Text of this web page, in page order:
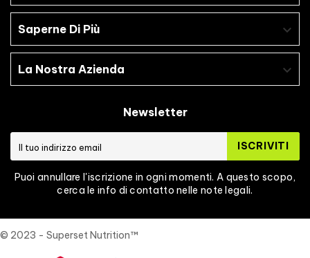
Saperne Di Più 
La Nostra Azienda 
Newsletter
ISCRIVITI
Puoi annullare l'iscrizione in ogni momenti. A questo scopo,
cerca le info di contatto nelle note legali.
© 2023 - Superset Nutrition™